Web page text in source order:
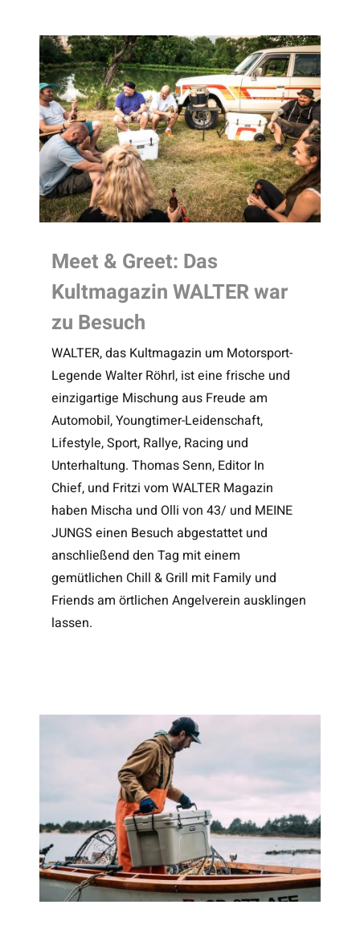
Meet & Greet: Das
Kultmagazin WALTER war
zu Besuch
WALTER, das Kultmagazin um Motorsport-
Legende Walter Röhrl, ist eine frische und
einzigartige Mischung aus Freude am
Automobil, Youngtimer-Leidenschaft,
Lifestyle, Sport, Rallye, Racing und
Unterhaltung. Thomas Senn, Editor In
Chief, und Fritzi vom WALTER Magazin
haben Mischa und Olli von 43/ und MEINE
JUNGS einen Besuch abgestattet und
anschließend den Tag mit einem
gemütlichen Chill & Grill mit Family und
Friends am örtlichen Angelverein ausklingen
lassen.